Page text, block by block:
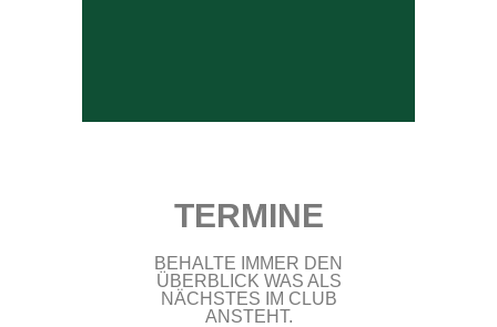
TERMINE
BEHALTE IMMER DEN
ÜBERBLICK WAS ALS
NÄCHSTES IM CLUB
ANSTEHT.